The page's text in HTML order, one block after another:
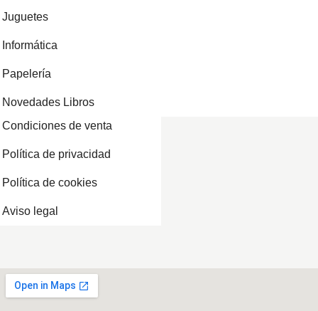
Juguetes
Informática
Papelería
Novedades Libros
Condiciones de venta
Política de privacidad
Política de cookies
Aviso legal